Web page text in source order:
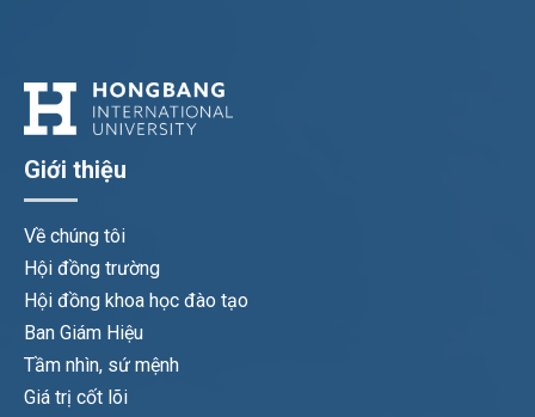
Giới thiệu
Về chúng tôi
Hội đồng trường
Hội đồng khoa học đào tạo
Ban Giám Hiệu
Tầm nhìn, sứ mệnh
Giá trị cốt lõi